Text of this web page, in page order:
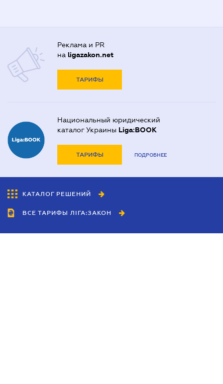
Реклама и PR
на ligazakon.net
ТАРИФЫ
Национальный юридический
каталог Украины Liga:BOOK
ТАРИФЫ ПОДРОБНЕЕ
КАТАЛОГ РЕШЕНИЙ
ВСЕ ТАРИФЫ ЛІГА:ЗАКОН